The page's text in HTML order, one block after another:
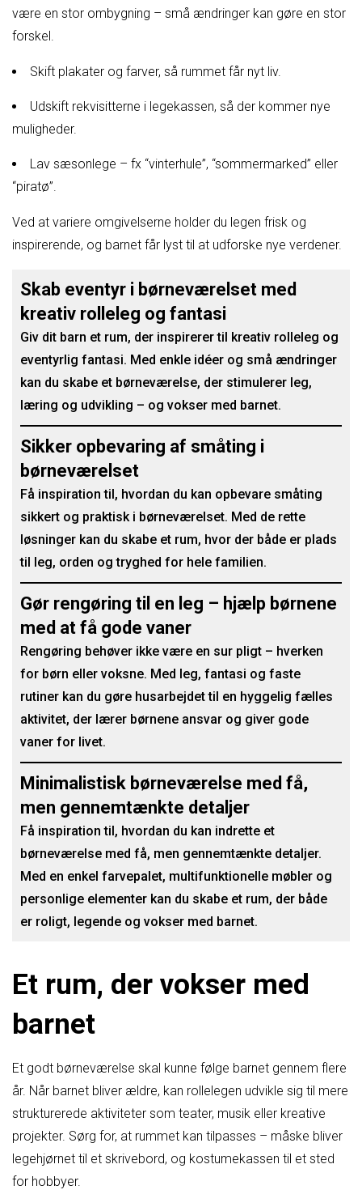
være en stor ombygning – små ændringer kan gøre en stor
forskel.
Skift plakater og farver, så rummet får nyt liv.
Udskift rekvisitterne i legekassen, så der kommer nye
muligheder.
Lav sæsonlege – fx “vinterhule”, “sommermarked” eller
“piratø”.
Ved at variere omgivelserne holder du legen frisk og
inspirerende, og barnet får lyst til at udforske nye verdener.
Skab eventyr i børneværelset med
kreativ rolleleg og fantasi
Giv dit barn et rum, der inspirerer til kreativ rolleleg og
eventyrlig fantasi. Med enkle idéer og små ændringer
kan du skabe et børneværelse, der stimulerer leg,
læring og udvikling – og vokser med barnet.
Sikker opbevaring af småting i
børneværelset
Få inspiration til, hvordan du kan opbevare småting
sikkert og praktisk i børneværelset. Med de rette
løsninger kan du skabe et rum, hvor der både er plads
til leg, orden og tryghed for hele familien.
Gør rengøring til en leg – hjælp børnene
med at få gode vaner
Rengøring behøver ikke være en sur pligt – hverken
for børn eller voksne. Med leg, fantasi og faste
rutiner kan du gøre husarbejdet til en hyggelig fælles
aktivitet, der lærer børnene ansvar og giver gode
vaner for livet.
Minimalistisk børneværelse med få,
men gennemtænkte detaljer
Få inspiration til, hvordan du kan indrette et
børneværelse med få, men gennemtænkte detaljer.
Med en enkel farvepalet, multifunktionelle møbler og
personlige elementer kan du skabe et rum, der både
er roligt, legende og vokser med barnet.
Et rum, der vokser med
barnet
Et godt børneværelse skal kunne følge barnet gennem flere
år. Når barnet bliver ældre, kan rollelegen udvikle sig til mere
strukturerede aktiviteter som teater, musik eller kreative
projekter. Sørg for, at rummet kan tilpasses – måske bliver
legehjørnet til et skrivebord, og kostumekassen til et sted
for hobbyer.